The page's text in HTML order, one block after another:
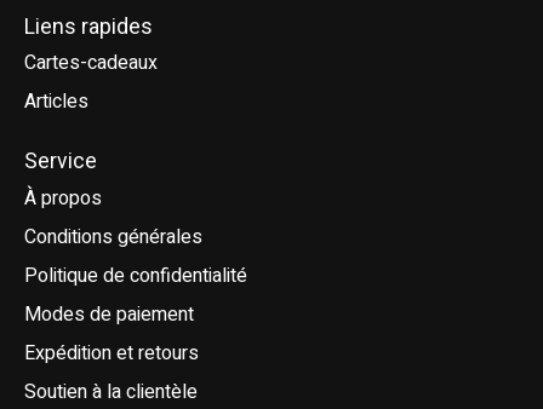
Liens rapides
Cartes-cadeaux
Articles
Service
À propos
Conditions générales
Politique de confidentialité
Modes de paiement
Expédition et retours
Soutien à la clientèle